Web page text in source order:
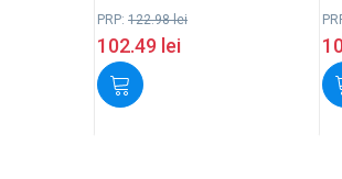
PRP: 122.98lei
102.49 lei